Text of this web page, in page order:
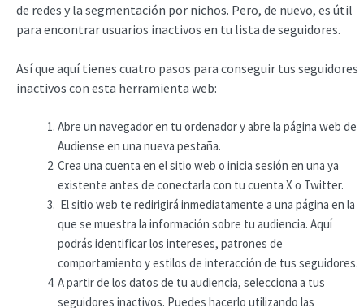
de redes y la segmentación por nichos. Pero, de nuevo, es útil
para encontrar usuarios inactivos en tu lista de seguidores.
Así que aquí tienes cuatro pasos para conseguir tus seguidores
inactivos con esta herramienta web:
Abre un navegador en tu ordenador y abre la página web de
Audiense en una nueva pestaña.
Crea una cuenta en el sitio web o inicia sesión en una ya
existente antes de conectarla con tu cuenta X o Twitter.
El sitio web te redirigirá inmediatamente a una página en la
que se muestra la información sobre tu audiencia. Aquí
podrás identificar los intereses, patrones de
comportamiento y estilos de interacción de tus seguidores.
A partir de los datos de tu audiencia, selecciona a tus
seguidores inactivos. Puedes hacerlo utilizando las